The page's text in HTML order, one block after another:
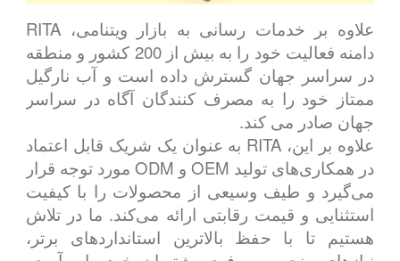
علاوه بر خدمات رسانی به بازار ویتنامی، RITA
دامنه فعالیت خود را به بیش از 200 کشور و منطقه
در سراسر جهان گسترش داده است و آب نارگیل
ممتاز خود را به مصرف کنندگان آگاه در سراسر
جهان صادر می کند.
علاوه بر این، RITA به عنوان یک شریک قابل اعتماد
در همکاری‌های تولید OEM و ODM مورد توجه قرار
می‌گیرد و طیف وسیعی از محصولات را با کیفیت
استثنایی و قیمت رقابتی ارائه می‌کند. ما در تلاش
هستیم تا با حفظ بالاترین استانداردهای برتر،